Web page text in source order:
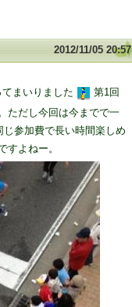
2012/11/05 20:57
まいりました
第1回
ただし今回は今までで一
参加費で長い時間楽しめ
すよねー。